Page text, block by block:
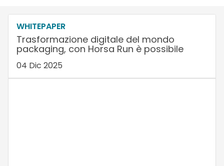
WHITEPAPER
Trasformazione digitale del mondo
packaging, con Horsa Run è possibile
04 Dic 2025